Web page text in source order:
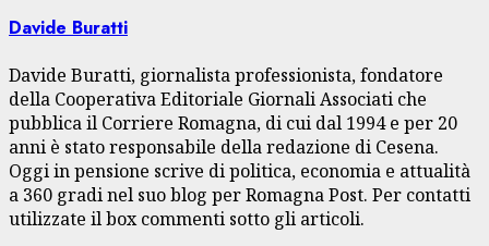
Davide Buratti
Davide Buratti, giornalista professionista, fondatore
della Cooperativa Editoriale Giornali Associati che
pubblica il Corriere Romagna, di cui dal 1994 e per 20
anni è stato responsabile della redazione di Cesena.
Oggi in pensione scrive di politica, economia e attualità
a 360 gradi nel suo blog per Romagna Post. Per contatti
utilizzate il box commenti sotto gli articoli.